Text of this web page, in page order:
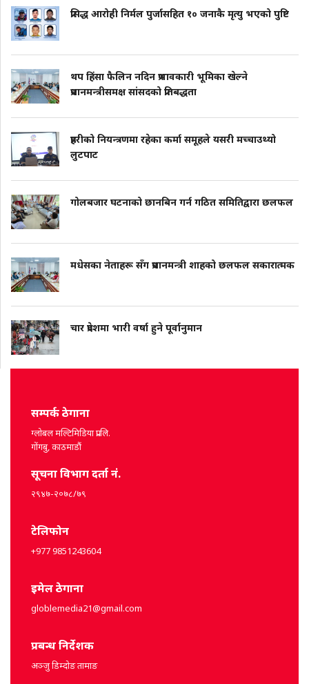
प्रसिद्ध आरोही निर्मल पुर्जासहित १० जनाकै मृत्यु भएको पुष्टि
थप हिंसा फैलिन नदिन प्रभावकारी भूमिका खेल्ने
प्रधानमन्त्रीसमक्ष सांसदको प्रतिबद्धता
प्रहरीको नियन्त्रणमा रहेका कर्मा समूहले यसरी मच्चाउथ्यो
लुटपाट
गोलबजार घटनाको छानबिन गर्न गठित समितिद्वारा छलफल
मधेसका नेताहरू सँग प्रधानमन्त्री शाहको छलफल सकारात्मक
चार प्रदेशमा भारी वर्षा हुने पूर्वानुमान
सम्पर्क ठेगाना
ग्लोबल मल्टिमिडिया प्रा.लि.
गोंगबु, काठमाडौं
सूचना विभाग दर्ता नं.
२९४७-२०७८/७९
टेलिफोन
+977 9851243604
इमेल ठेगाना
globlemedia21@gmail.com
प्रबन्ध निर्देशक
अञ्जु डिम्दोङ तामाङ